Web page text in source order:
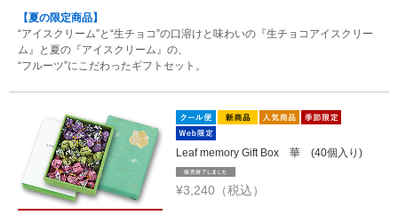
【夏の限定商品】
“アイスクリーム”と“生チョコ”の口溶けと味わいの『生チョコアイスクリー
ム』と夏の『アイスクリーム』の、
“フルーツ”にこだわったギフトセット。
Leaf memory Gift Box 華 (40個入り)
¥3,240（税込）